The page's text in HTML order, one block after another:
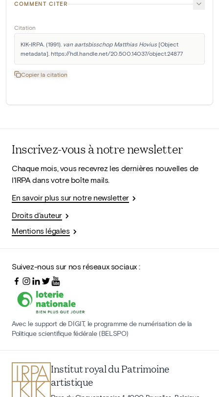
COMMENT CITER
Citation
KIK-IRPA. (1991). van aartsbisschop Matthias Hovius [Object
metadata]. https://hdl.handle.net/20.500.14037/object.24877
Copier la citation
Inscrivez-vous à notre newsletter
Chaque mois, vous recevrez les dernières nouvelles de
l'IRPA dans votre boîte mails.
En savoir plus sur notre newsletter
Droits d'auteur
Mentions légales
Suivez-nous sur nos réseaux sociaux :
Avec le support de DIGIT, le programme de numérisation de la
Politique scientifique fédérale (BELSPO)
Institut royal du Patrimoine
artistique